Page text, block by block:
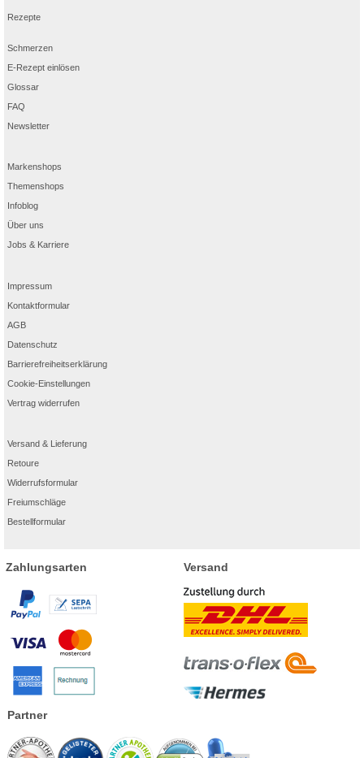
Rezepte
Schmerzen
E-Rezept einlösen
Glossar
FAQ
Newsletter
Markenshops
Themenshops
Infoblog
Über uns
Jobs & Karriere
Impressum
Kontaktformular
AGB
Datenschutz
Barrierefreiheitserklärung
Cookie-Einstellungen
Vertrag widerrufen
Versand & Lieferung
Retoure
Widerrufsformular
Freiumschläge
Bestellformular
Zahlungsarten Versand
Partner